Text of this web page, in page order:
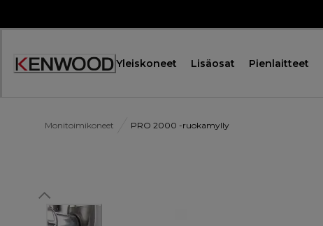
Yleiskoneet Lisäosat Pienlaitteet
Monitoimikoneet PRO 2000 -ruokamylly